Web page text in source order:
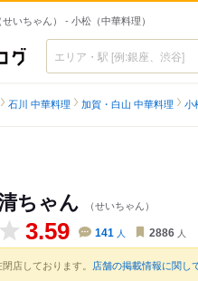
いちゃん） - 小松（中華料理）
食べログ
石川 中華料理 加賀・白山 中華料理 小
ちゃん （せいちゃん）
3.59 141 人 2886 人
店しております。 店舗の掲載情報に関し